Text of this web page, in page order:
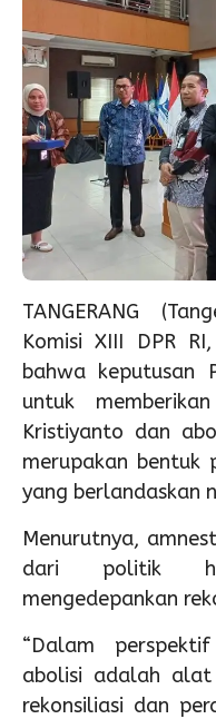
TANGERANG
Komisi XIII DPR
bahwa keputusan
untuk
Kristiyanto dan
merupakan bentuk
yang berlandaskan
Menurutnya,
dari politik
mengedepankan
“Dalam
abolisi adalah alat
rekonsiliasi dan